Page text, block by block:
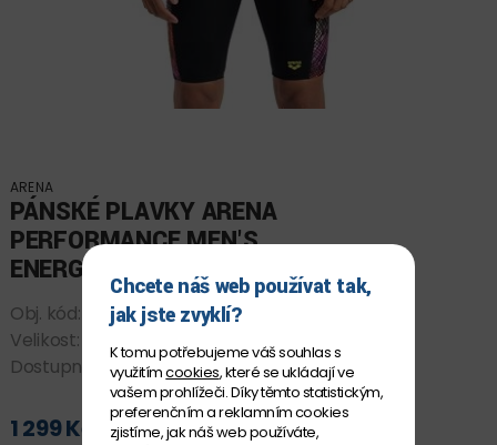
ARENA
PÁNSKÉ PLAVKY ARENA
PERFORMANCE MEN'S
ENERGY SWIM JAMMER
Obj. kód:
008175_551 80
Velikost:
Dostupnost:SKLADEM
1 299 Kč PŘIDAT DO KOŠÍKU
Chcete náš web používat tak,
jak jste zvyklí?
K tomu potřebujeme váš souhlas s
využitímcookies, které se ukládají ve
vašem prohlížeči. Díky těmto statistickým,
preferenčním a reklamním cookies
zjistíme, jak náš web používáte,